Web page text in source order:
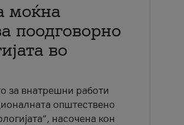
моќна
поодговорно
во
за внатрешни работи
општествено
насочена кон